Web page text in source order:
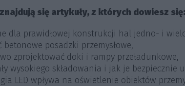
się artykuły, z których dowiesz się:
dla prawidłowej konstrukcji hal jedno- i
betonowe posadzki przemysłowe,
zprojektować doki i rampy przeładunkowe,
wysokiego składowania i jak je bezpiecznie
LED wpływa na oświetlenie obiektów